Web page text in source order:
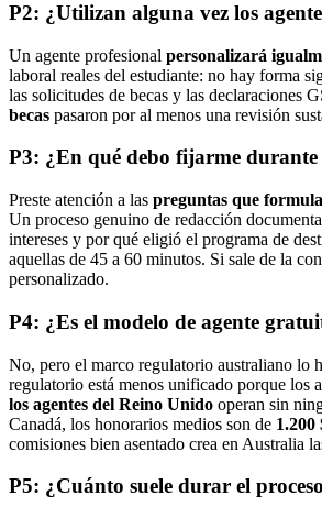
P2: ¿Utilizan alguna vez los
Un agente profesional personalizará
laboral reales del estudiante: no hay forma
las solicitudes de becas y las
becas pasaron por al menos una revisión
P3: ¿En qué debo fijarme
Preste atención a las preguntas que
Un proceso genuino de redacción
intereses y por qué eligió el programa de
aquellas de 45 a 60 minutos. Si sale de la
personalizado.
P4: ¿Es el modelo de agente
No, pero el marco regulatorio australiano lo
regulatorio está menos unificado porque los
los agentes del Reino Unido operan sin
Canadá, los honorarios medios son de 1.200
comisiones bien asentado crea en Australia
P5: ¿Cuánto suele durar el